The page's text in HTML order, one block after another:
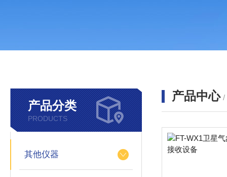
产品分类
PRODUCTS
其他仪器
产品中心 /